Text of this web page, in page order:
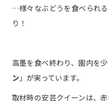
…様々なぶどうを食べられ
り！
高墨を食べ終わり、園内を
ン 」が実っています。
取材時の安芸クイーンは、